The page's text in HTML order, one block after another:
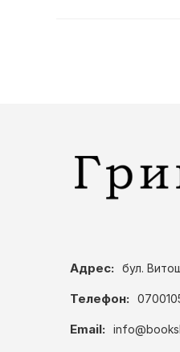
Адрес: бул.
Телефон:
Email: